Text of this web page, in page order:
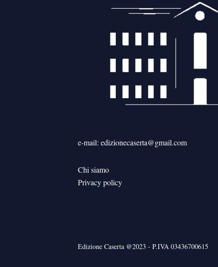
e-mail: edizionecaserta@gmail.com
Chi siamo
Privacy policy
Edizione Caserta @2023 - P.IVA 03436700615